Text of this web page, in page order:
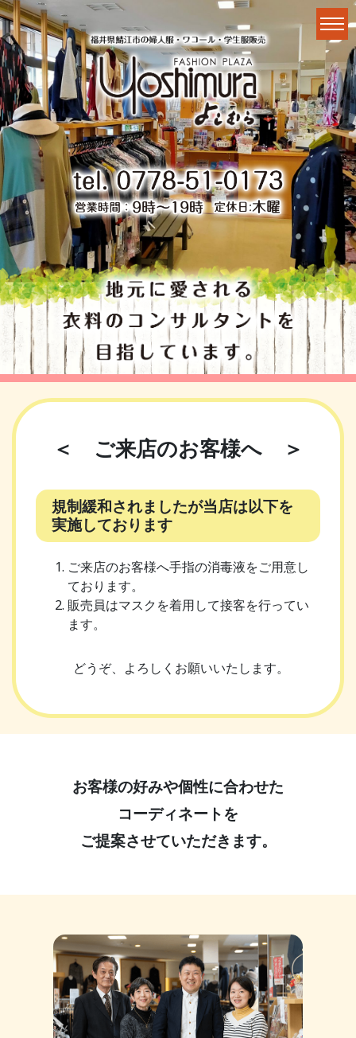
＜ ご来店のお客様へ ＞
規制緩和されましたが当店は以下を
実施しております
ご来店のお客様へ手指の消毒液をご用意し
ております。
販売員はマスクを着用して接客を行ってい
ます。
どうぞ、よろしくお願いいたします。
お客様の好みや個性に合わせた
コーディネートを
ご提案させていただきます。